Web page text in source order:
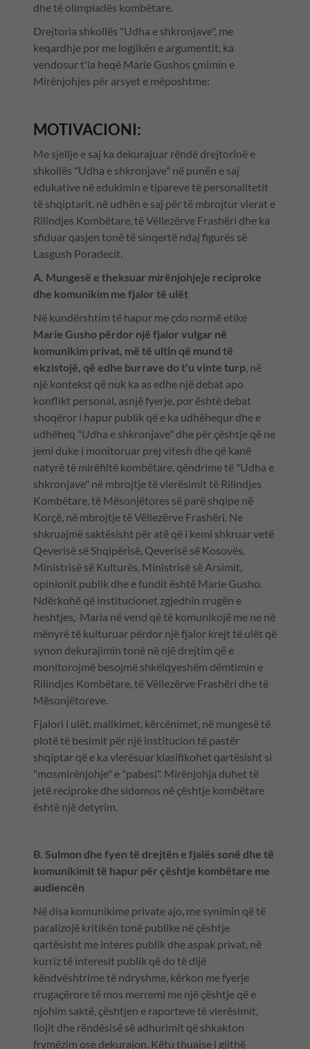
dhe të olimpiadës kombëtare.
Drejtoria shkollës "Udha e shkronjave", me
keqardhje por me logjikën e argumentit, ka
vendosur t'ia heqë Marie Gushos çmimin e
Mirënjohjes për arsyet e mëposhtme:
MOTIVACIONI:
Me sjellje e saj ka dekurajuar rëndë drejtorinë e
shkollës "Udha e shkronjave" në punën e saj
edukative në edukimin e tipareve të personalitetit
të shqiptarit, në udhën e saj për të mbrojtur vlerat e
Rilindjes Kombëtare, të Vëllezërve Frashëri dhe ka
sfiduar qasjen tonë të sinqertë ndaj figurës së
Lasgush Poradecit.
A. Mungesë e theksuar mirënjohjeje reciproke
dhe komunikim me fjalor të ulët
Në kundërshtim të hapur me çdo normë etike
Marie Gusho përdor një fjalor vulgar në
komunikim privat, më të ultin që mund të
ekzistojë, që edhe burrave do t'u vinte turp, në
një kontekst që nuk ka as edhe një debat apo
konflikt personal, asnjë fyerje, por është debat
shoqëror i hapur publik që e ka udhëhequr dhe e
udhëheq "Udha e shkronjave" dhe për çështje që ne
jemi duke i monitoruar prej vitesh dhe që kanë
natyrë të mirëfiltë kombëtare, qëndrime të "Udha e
shkronjave" në mbrojtje të vlerësimit të Rilindjes
Kombëtare, të Mësonjëtores së parë shqipe në
Korçë, në mbrojtje të Vëllezërve Frashëri. Ne
shkruajmë saktësisht për atë që i kemi shkruar vetë
Qeverisë së Shqipërisë, Qeverisë së Kosovës,
Ministrisë së Kulturës, Ministrisë së Arsimit,
opinionit publik dhe e fundit është Marie Gusho.
Ndërkohë që institucionet zgjedhin rrugën e
heshtjes, Maria në vend që të komunikojë me ne në
mënyrë të kulturuar përdor një fjalor krejt të ulët që
synon dekurajimin tonë në një drejtim që e
monitorojmë besojmë shkëlqyeshëm dëmtimin e
Rilindjes Kombëtare, të Vëllezërve Frashëri dhe të
Mësonjëtoreve.
Fjalori i ulët, mallkimet, kërcënimet, në mungesë të
plotë të besimit për një institucion të pastër
shqiptar që e ka vlerësuar klasifikohet qartësisht si
"mosmirënjohje" e "pabesi". Mirënjohja duhet të
jetë reciproke dhe sidomos në çështje kombëtare
është një detyrim.
B. Sulmon dhe fyen të drejtën e fjalës sonë dhe të
komunikimit të hapur për çështje kombëtare me
audiencën
Në disa komunikime private ajo, me synimin që të
paralizojë kritikën tonë publike në çështje
qartësisht me interes publik dhe aspak privat, në
kurriz të interesit publik që do të dijë
këndvështrime të ndryshme, kërkon me fyerje
rrugaçërore të mos merremi me një çështje që e
njohim saktë, çështjen e raporteve të vlerësimit,
llojit dhe rëndësisë së adhurimit që shkakton
frymëzim ose dekurajon. Këtu thuajse i gjithë